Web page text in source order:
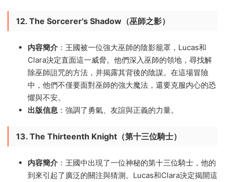
12. The Sorcerer's Shadow（巫師之影）
内容簡介 ：王國被一位強大巫師的陰影籠罩，Lucas和
Clara決定直面這一威脅。他們深入巫師的領地，尋找解
除巫師詛咒的方法，并揭露其背後的陰謀。在這場冒險
中，他們不僅要面對巫師的強大魔法，還要克服内心的恐
懼與不安。
出版信息 ：強調了勇氣、友誼與正義的力量。
13. The Thirteenth Knight（第十三位騎士）
内容簡介 ：王國中出現了一位神秘的第十三位騎士，他的
到來引起了廣泛的關注與猜測。Lucas和Clara決定揭開這